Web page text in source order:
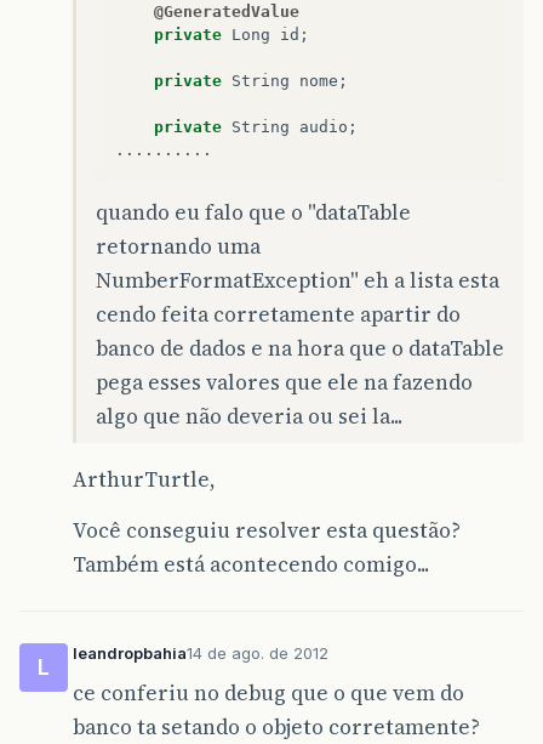
@GeneratedValue
private Long id ;
private String nome ;
private String audio ;
..........
quando eu falo que o "dataTable
retornando uma
NumberFormatException" eh a lista esta
cendo feita corretamente apartir do
banco de dados e na hora que o dataTable
pega esses valores que ele na fazendo
algo que não deveria ou sei la...
ArthurTurtle,
Você conseguiu resolver esta questão?
Também está acontecendo comigo...
L
leandropbahia14 de ago. de 2012
ce conferiu no debug que o que vem do
banco ta setando o objeto corretamente?